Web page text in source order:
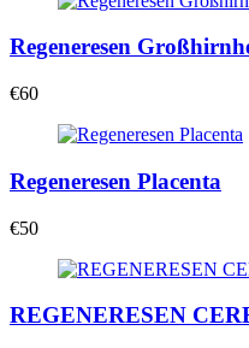
Regeneresen
€60
Regeneresen Placenta
€50
REGENERESEN